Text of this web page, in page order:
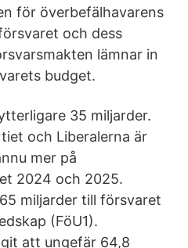
för överbefälhavarens
och dess
lämnar in
budget.
35 miljarder.
och Liberalerna är
mer på
2024 och 2025.
miljarder till försvaret
(FöU1).
att ungefär 64,8